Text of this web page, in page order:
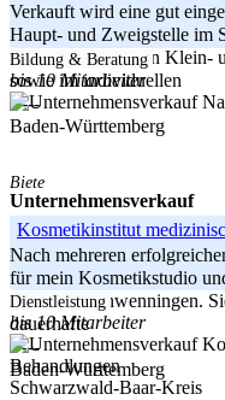
Verkauft wird eine gut
Haupt- und Zweigstelle im
Unterricht erfolgt in Klein-
sowie im individuellen
-----
Baden-Württemberg
Bildung & Beratung
bis 10 Mitarbeiter
Biete
Unternehmensverkauf
Kosmetikinstitut
Nach mehreren
für mein Kosmetikstudio
Villingen-Schwenningen.
dauerhafte
-----
Baden-Württemberg
Dienstleistung
bis 10 Mitarbeiter
Schwarzwald-Baar-Kreis